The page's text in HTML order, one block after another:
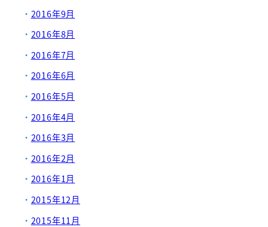
2016年9月
2016年8月
2016年7月
2016年6月
2016年5月
2016年4月
2016年3月
2016年2月
2016年1月
2015年12月
2015年11月